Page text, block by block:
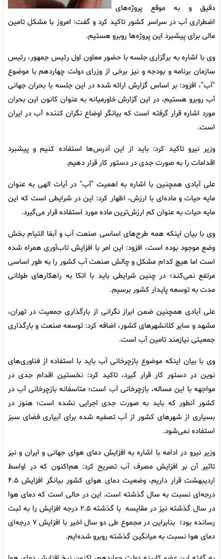
دقیق و به موقع پروژه‌های
اضطراری آب در سراسر کشور تاکید کرد و گفت: امروز با مشکل تامین
مالی برای پیشبرد این پروژه‌ها روبرو هستیم.
وی با اشاره به برگزاری جلسه با حضور معاون اول رئیس جمهور، رئیس
سازمان برنامه و بودجه و نیز برخی از وزرای دولت چهاردهم با موضوع
"آب"، افزود: بر اساس گزارش ارائه شده در این جلسه با بحران جهانی
آب روبرو هستیم، در این گزارش خاورمیانه به عنوان کانون این بحران
مورد اشاره قرار گرفته است که بیانگر اوضاع نگران کننده آب در ایران
است.
وزیر نیرو تاکید کرد: باید از این آدرس‌ها استفاده کنیم و پیشبرد
اقدامات را به صورت جدی در دستور کار قرار دهیم.
علی آبادی همچنین با اشاره به اهمیت "آب" در آیات الهی به عنوان
مایه حیات و ماده‌ای با ارزش، اظهار کرد: این در شرایطی است که این
مایه حیات به عنوان کم ارزش‌ترین ماده مورد استفاده قرار می‌گیرد.
وی با بیان اینکه همه طرح‌های اساسی صنعت آب و آبفا التیام بخش
وضع موجود بوده است، افزود: این امر با افزایش تاب‌آوری همراه شده
است اما هیچ کدام مشکل و چالش صنعت آب کشور را به طور اساسی
مرتفع نمی‌کند؛ در چنین شرایطی باید با اتکا به راهکارهای طولانی
مدت به توسعه پایدار کشور برسیم.
علی ‌آبادی همچنین ضمن ابراز نگرانی از بارگذاری جمعیت در تهران،
مشهد و سایر کلانشهرهای کشور، اضافه کرد: توسعه صنعت و بارگذاری
جمعیتی نیازمند تامین آب است.
وی با بیان اینکه موضوع بازچرخانی آب باید با استفاده از فناوری‌های
نوین در دستور کار قرار گیرد، تاکید کرد: نخستین اقدام جدی در
مواجهه با این مساله، بازچرخانی آب است؛ متاسفانه بازچرخانی آب در
کشور آنطور که باید به صورت جدی اجرایی نشده است؛ هنوز در
بسیاری از شهرهای کشور از آب تصفیه شده برای آبیاری فضای سبز
استفاده نمی‌شود.
وزیر نیرو در ادامه با اشاره به افزایش دمای هوای جهانی و ایران و نیز
تاثیر آن بر افزایش مصرف آب تصریح کرد: هم‌اکنون که در اواسط
اردیبهشت قرار داریم، وضعیت دمای هوای کشور بیانگر افزایش ۴.۵
درجه‌ای نسبت به سال گذشته است. این در حالی است که دمای هوا
در سال گذشته نیز در مقایسه با گذشته ۲.۵ درجه افزایش را به ثبت
رسانده بود؛ بنابراین در مجموع طی دو سال اخیر با افزایش ۷ درجه‌ای
دمای هوا نسبت به میانگین گذشته روبرو شده‌ایم.